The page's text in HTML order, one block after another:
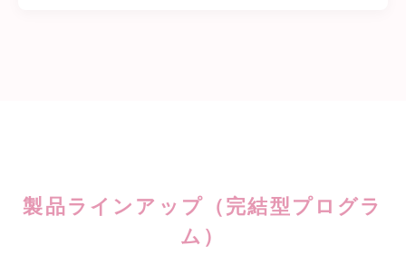
製品ラインアップ（完結型プログラ
ム）